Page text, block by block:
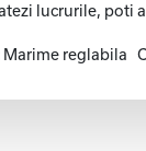
lucrurile, poti
Marime reglabila